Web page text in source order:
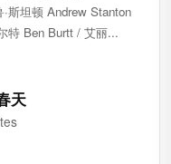
斯坦顿 Andrew Stanton
特 Ben Burtt / 艾丽...
天